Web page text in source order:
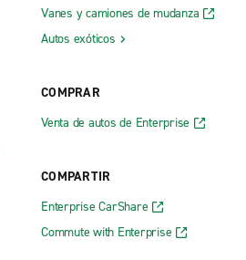
Vanes y camiones de mudanza
Autos exóticos
COMPRAR
Venta de autos de Enterprise
COMPARTIR
Enterprise CarShare
Commute with Enterprise